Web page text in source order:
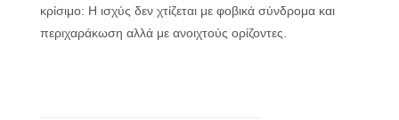
κρίσιμο: Η ισχύς δεν χτίζεται με φοβικά σύνδρομα και
περιχαράκωση αλλά με ανοιχτούς ορίζοντες.